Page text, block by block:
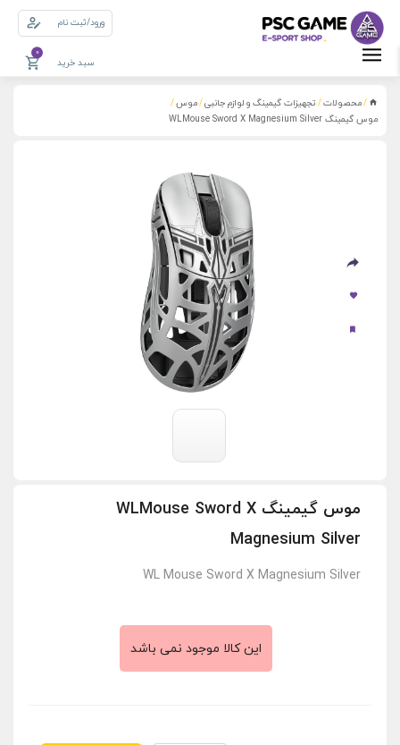
ورود/ثبت نام
سبد خرید
0
/محصولات/تجهیزات گیمینگ و لوازم جانبی/موس/
موس گیمینگ WLMouse Sword X Magnesium Silver
موس گیمینگ WLMouse Sword X
Magnesium Silver
WL Mouse Sword X Magnesium Silver
این کالا موجود نمی باشد